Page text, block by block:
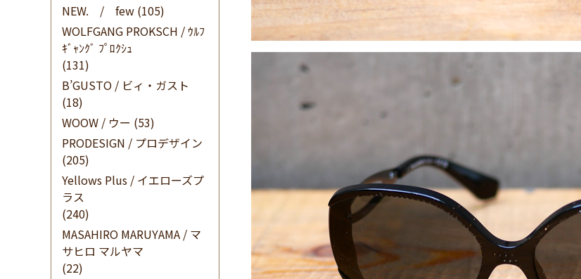
NEW. / few (105)
WOLFGANG PROKSCH / ｳﾙﾌ
ｷﾞｬﾝｸﾞ ﾌﾟﾛｸｼｭ
(131)
B’GUSTO / ビィ・ガスト
(18)
WOOW / ウー (53)
PRODESIGN / プロデザイン
(205)
Yellows Plus / イエローズプ
ラス
(240)
MASAHIRO MARUYAMA / マ
サヒロ マルヤマ
(22)